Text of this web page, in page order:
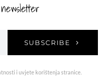
SUBSCRIBE
i uvjete korištenja stranice.